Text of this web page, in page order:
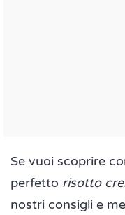
Se vuoi scoprire
perfetto risotto
nostri consigli e